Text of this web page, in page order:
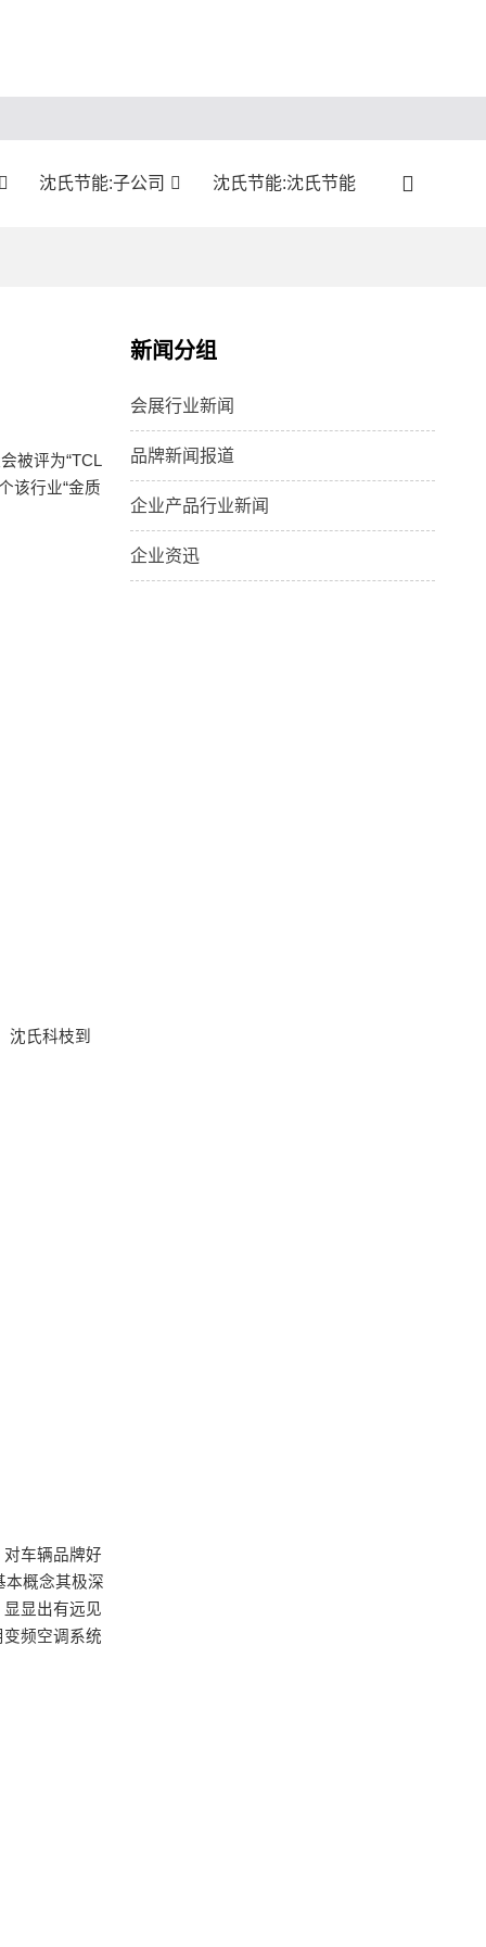
沈氏节能:子公司 沈氏节能:沈氏节能
被评为“TCL
该行业“金质
沈氏科枝到
车辆品牌好
本概念其极深
显出有远见
频空调系统
新闻分组
会展行业新闻
品牌新闻报道
企业产品行业新闻
企业资迅